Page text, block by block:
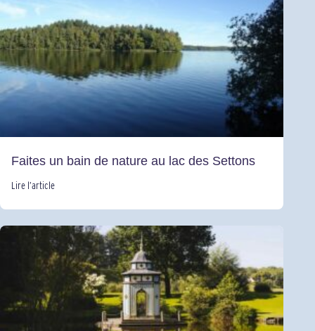
Faites un bain de nature au lac des Settons
Lire l’article